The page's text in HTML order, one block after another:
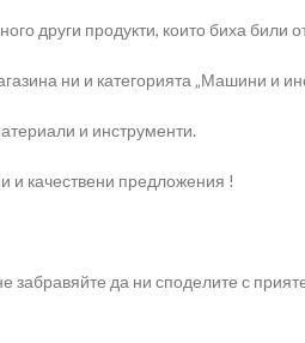
други продукти, които биха били
ни и категорията „Машини и
и инструменти.
и качествени предложения !
забравяйте да ни споделите с